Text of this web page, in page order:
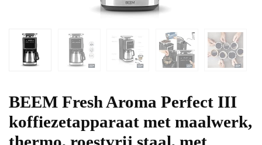
BEEM Fresh Aroma Perfect III
koffiezetapparaat met maalwerk,